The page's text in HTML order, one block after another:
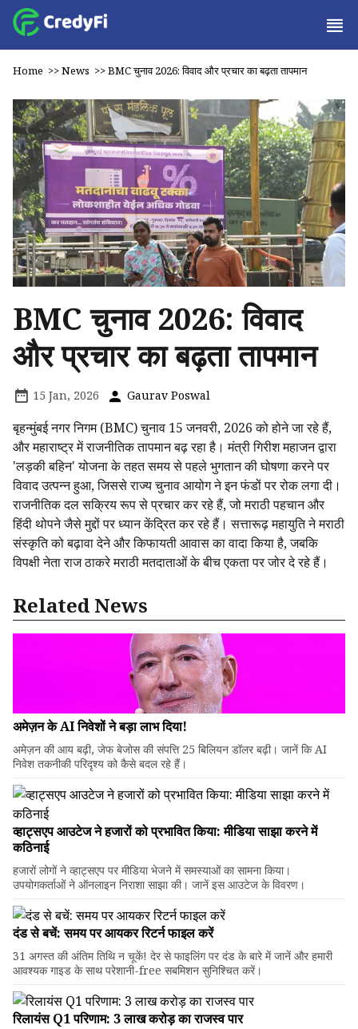
Home >>News >>BMC चुनाव 2026: विवाद और प्रचार का बढ़ता तापमान
BMC चुनाव 2026: विवाद
और प्रचार का बढ़ता तापमान
15 Jan, 2026 Gaurav Poswal
बृहन्मुंबई नगर निगम (BMC) चुनाव 15 जनवरी, 2026 को होने जा रहे हैं,
और महाराष्ट्र में राजनीतिक तापमान बढ़ रहा है। मंत्री गिरीश महाजन द्वारा
'लड़की बहिन' योजना के तहत समय से पहले भुगतान की घोषणा करने पर
विवाद उत्पन्न हुआ, जिससे राज्य चुनाव आयोग ने इन फंडों पर रोक लगा दी।
राजनीतिक दल सक्रिय रूप से प्रचार कर रहे हैं, जो मराठी पहचान और
हिंदी थोपने जैसे मुद्दों पर ध्यान केंद्रित कर रहे हैं। सत्तारूढ़ महायुति ने मराठी
संस्कृति को बढ़ावा देने और किफायती आवास का वादा किया है, जबकि
विपक्षी नेता राज ठाकरे मराठी मतदाताओं के बीच एकता पर जोर दे रहे हैं।
Related News
अमेज़न के AI निवेशों ने बड़ा लाभ दिया!
अमेज़न की आय बढ़ी, जेफ बेजोस की संपत्ति 25 बिलियन डॉलर बढ़ी। जानें कि AI
निवेश तकनीकी परिदृश्य को कैसे बदल रहे हैं।
व्हाट्सएप आउटेज ने हजारों को प्रभावित किया: मीडिया साझा करने में
कठिनाई
हजारों लोगों ने व्हाट्सएप पर मीडिया भेजने में समस्याओं का सामना किया।
उपयोगकर्ताओं ने ऑनलाइन निराशा साझा की। जानें इस आउटेज के विवरण।
दंड से बचें: समय पर आयकर रिटर्न फाइल करें
31 अगस्त की अंतिम तिथि न चूकें! देर से फाइलिंग पर दंड के बारे में जानें और हमारी
आवश्यक गाइड के साथ परेशानी-free सबमिशन सुनिश्चित करें।
रिलायंस Q1 परिणाम: ₹3 लाख करोड़ का राजस्व पार